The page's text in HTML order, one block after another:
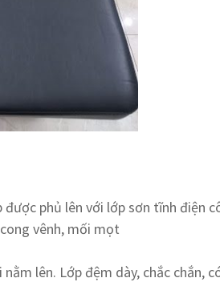
phủ lên với lớp sơn tĩnh điện
vênh, mối mọt
lên. Lớp đệm dày, chắc chắn,